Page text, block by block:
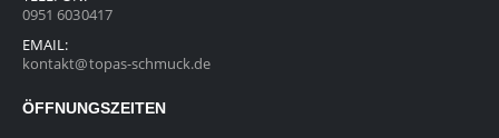
0951 6030417
EMAIL:
kontakt@topas-schmuck.de
ÖFFNUNGSZEITEN